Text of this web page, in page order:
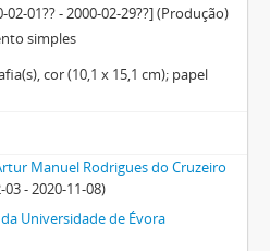
02-01?? - 2000-02-29??] (Produção)
simples
cor (10,1 x 15,1 cm); papel
Manuel Rodrigues do Cruzeiro
03 - 2020-11-08)
Universidade de Évora